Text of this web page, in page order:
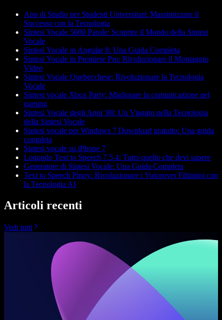
App di Studio per Studenti Universitari: Massimizzare il
Successo con la Tecnologia
Sintesi Vocale 5000 Parole: Scoprire il Mondo della Sintesi
Vocale
Sintesi Vocale in Angular 8: Una Guida Completa
Sintesi Vocale in Premiere Pro: Rivoluzionare il Montaggio
Video
Sintesi Vocale Quebecchese: Rivoluzionare la Tecnologia
Vocale
Sintesi vocale Xbox Party: Migliorare la comunicazione nel
gaming
Sintesi Vocale degli Anni '80: Un Viaggio nella Tecnologia
della Sintesi Vocale
Sintesi vocale per Windows 7 Download gratuito: Una guida
completa
Sintesi vocale su iPhone 7
Loqundo Text to Speech 7.5.4: Tutto quello che devi sapere
Generatore di Sintesi Vocale: Una Guida Completa
Text to Speech Pinoy: Rivoluzionare i Voiceover Filippini con
la Tecnologia AI
Articoli recenti
Vedi tutti